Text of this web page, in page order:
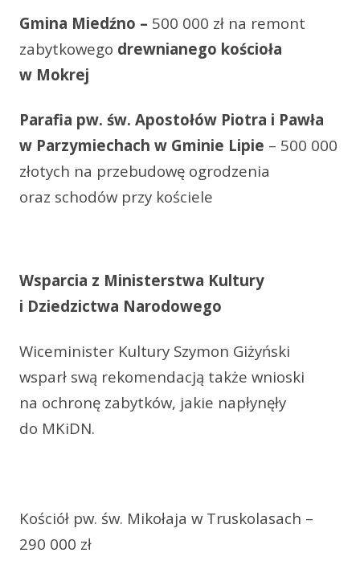
Gmina Miedźno – 500 000 zł na remont
zabytkowego drewnianego kościoła
w Mokrej
Parafia pw. św. Apostołów Piotra i Pawła
w Parzymiechach w Gminie Lipie – 500 000
złotych na przebudowę ogrodzenia
oraz schodów przy kościele
Wsparcia z Ministerstwa Kultury
i Dziedzictwa Narodowego
Wiceminister Kultury Szymon Giżyński
wsparł swą rekomendacją także wnioski
na ochronę zabytków, jakie napłynęły
do MKiDN.
Kościół pw. św. Mikołaja w Truskolasach –
290 000 zł